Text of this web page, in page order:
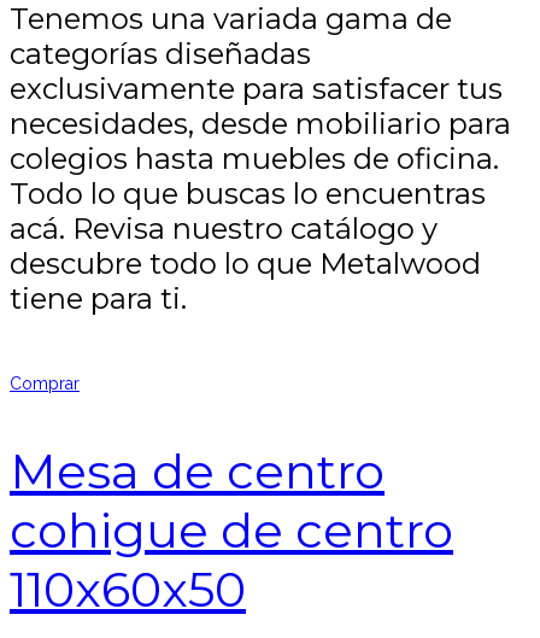
Tenemos una variada gama de
categorías diseñadas
exclusivamente para satisfacer tus
necesidades, desde mobiliario para
colegios hasta muebles de oficina.
Todo lo que buscas lo encuentras
acá. Revisa nuestro catálogo y
descubre todo lo que Metalwood
tiene para ti.
Comprar
Mesa de centro
cohigue de centro
110x60x50